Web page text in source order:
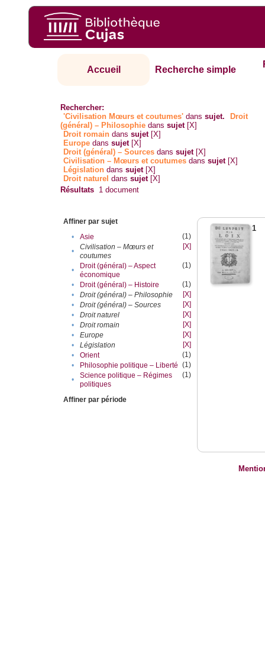
Accueil Recherche simple
Rechercher:
'Civilisation Mœurs et coutumes' danssujet.
Droit
(général) – Philosophie danssujet [X]
Droit romain danssujet [X]
Europe danssujet [X]
Droit (général) – Sources danssujet [X]
Civilisation – Mœurs et coutumes danssujet [X]
Législation danssujet [X]
Droit naturel danssujet [X]
Résultats 1 document
Affiner par sujet
•
Asie
(1)
•
Civilisation – Mœurs et
coutumes
[X]
•
Droit (général) – Aspect
économique
(1)
• Droit (général) – Histoire
(1)
•
Droit (général) – Philosophie
[X]
•
Droit (général) – Sources
[X]
•
Droit naturel
[X]
•
Droit romain
[X]
•
Europe
[X]
•
Législation
[X]
•
Orient
(1)
•
Philosophie politique – Liberté (1)
•
Science politique – Régimes
politiques
(1)
Affiner par période
1